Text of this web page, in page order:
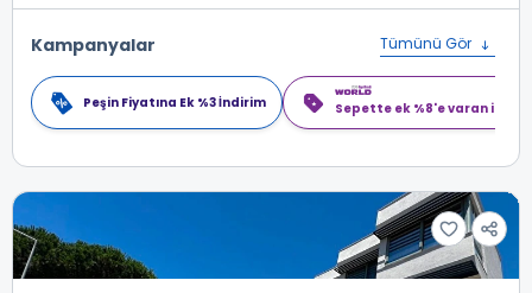
Kampanyalar Tümünü Gör
Peşin Fiyatına Ek %3 İndirim Sepette ek %8'e varan